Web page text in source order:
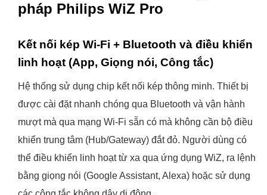
pháp Philips WiZ Pro
Kết nối kép Wi-Fi + Bluetooth và điều khiển
linh hoạt (App, Giọng nói, Công tắc)
Hệ thống sử dụng chip kết nối kép thông minh. Thiết bị
được cài đặt nhanh chóng qua Bluetooth và vận hành
mượt mà qua mạng Wi-Fi sẵn có mà không cần bộ điều
khiển trung tâm (Hub/Gateway) đắt đỏ. Người dùng có
thể điều khiển linh hoạt từ xa qua ứng dụng WiZ, ra lệnh
bằng giọng nói (Google Assistant, Alexa) hoặc sử dụng